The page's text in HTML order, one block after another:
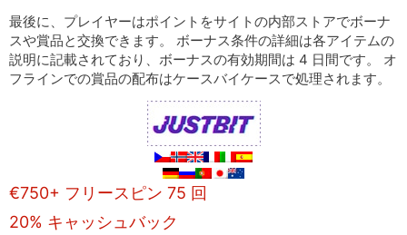
最後に、プレイヤーはポイントをサイトの内部ストアでボーナ
スや賞品と交換できます。 ボーナス条件の詳細は各アイテムの
説明に記載されており、ボーナスの有効期間は 4 日間です。 オ
フラインでの賞品の配布はケースバイケースで処理されます。
€750+ フリースピン 75 回
20% キャッシュバック